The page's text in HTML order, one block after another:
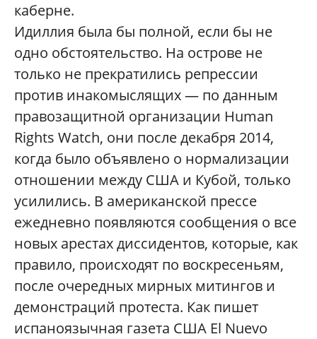
каберне.
Идиллия была бы полной, если бы не
одно обстоятельство. На острове не
только не прекратились репрессии
против инакомыслящих — по данным
правозащитной организации Human
Rights Watch, они после декабря 2014,
когда было объявлено о нормализации
отношении между США и Кубой, только
усилились. В американской прессе
ежедневно появляются сообщения о все
новых арестах диссидентов, которые, как
правило, происходят по воскресеньям,
после очередных мирных митингов и
демонстраций протеста. Как пишет
испаноязычная газета США El Nuevo